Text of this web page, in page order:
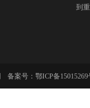
到
备案号： 鄂ICP备15015269